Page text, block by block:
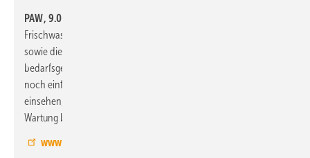
PAW, 9.0-E22:
Frischwassertechnik, Solarthermie und Wohnungsstationen
sowie die neue App PAW Connect. Die App vernetzt alle Geräte
bedarfsgerecht und smart. Benutzer können ihr System damit
noch einfacher in Betrieb nehmen, alle wichtigen Werte
einsehen, Funktionen kontrollieren und vorausschauende
Wartung betreiben.
www.paw.eu